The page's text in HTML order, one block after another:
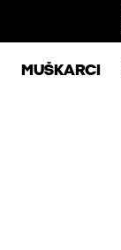
MUŠKARCI